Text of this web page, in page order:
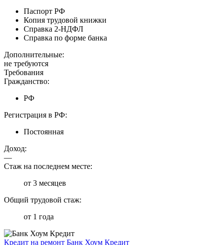
Паспорт РФ
Копия трудовой книжки
Справка 2-НДФЛ
Справка по форме банка
Дополнительные:
не требуются
Требования
Гражданство:
РФ
Регистрация в РФ:
Постоянная
Доход:
—
Стаж на последнем месте:
от 3 месяцев
Общий трудовой стаж:
от 1 года
Кредит на ремонт Банк Хоум Кредит